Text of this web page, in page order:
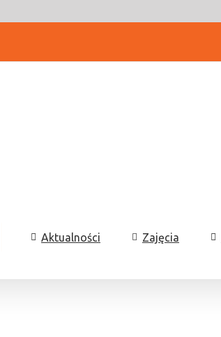
Aktualności Zajęcia